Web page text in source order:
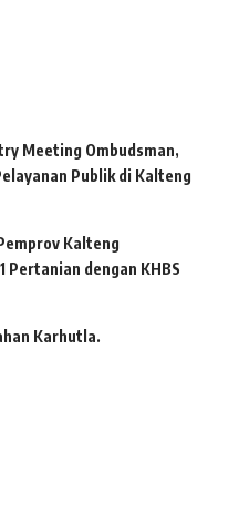
Meeting Ombudsman,
Publik di Kalteng
Kalteng
Pertanian dengan KHBS
Karhutla.